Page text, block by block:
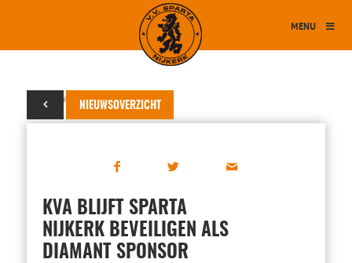
MENU
NIEUWSOVERZICHT
11 september 2024
KVA BLIJFT SPARTA
NIJKERK BEVEILIGEN ALS
DIAMANT SPONSOR